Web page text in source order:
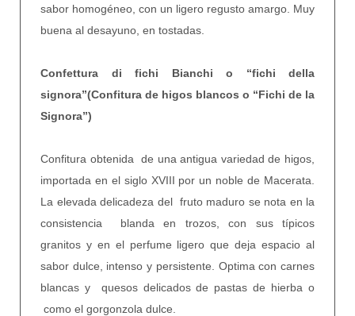
sabor homogéneo, con un ligero regusto amargo. Muy
buena al desayuno, en tostadas.
Confettura di fichi Bianchi o “fichi della
signora”(Confitura de higos blancos o “Fichi de la
Signora”)
Confitura obtenida de una antigua variedad de higos,
importada en el siglo XVIII por un noble de Macerata.
La elevada delicadeza del fruto maduro se nota en la
consistencia blanda en trozos, con sus típicos
granitos y en el perfume ligero que deja espacio al
sabor dulce, intenso y persistente. Optima con carnes
blancas y quesos delicados de pastas de hierba o
como el gorgonzola dulce.